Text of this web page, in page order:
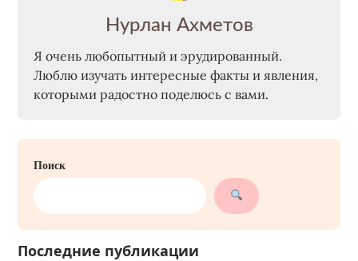
Нурлан Ахметов
Я очень любопытный и эрудированный.
Люблю изучать интересные факты и явления,
которыми радостно поделюсь с вами.
Поиск
Последние публикации